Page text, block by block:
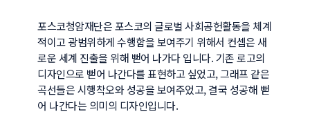
포스코청암재단은 포스코의 글로벌 사회공헌활동을 체계
적이고 광범위하게 수행함을 보여주기 위해서 컨셉은 새
로운 세계 진출을 위해 뻗어 나가다 입니다. 기존 로고의
디자인으로 뻗어 나간다를 표현하고 싶었고, 그래프 같은
곡선들은 시행착오와 성공을 보여주었고, 결국 성공해 뻗
어 나간다는 의미의 디자인입니다.